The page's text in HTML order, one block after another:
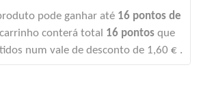
pode ganhar até 16 pontos de
conterá total 16 pontos que
num vale de desconto de 1,60 € .
DE DESEJOS
para salvar produtos em sua lista de